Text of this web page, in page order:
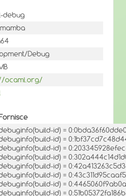
debug
Debug
ocaml.org/
id) =
id) =
id) =
id) =
id) =
id) =
id) =
id) =